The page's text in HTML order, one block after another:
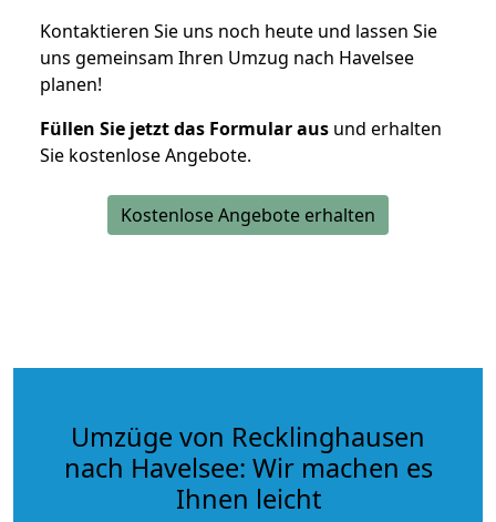
Kontaktieren Sie uns noch heute und lassen Sie
uns gemeinsam Ihren Umzug nach Havelsee
planen!
Füllen Sie jetzt das Formular aus und erhalten
Sie kostenlose Angebote.
Kostenlose Angebote erhalten
Umzüge von Recklinghausen
nach Havelsee: Wir machen es
Ihnen leicht